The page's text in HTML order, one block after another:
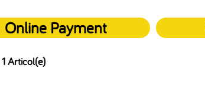
Online Payment
1 Articol(e)